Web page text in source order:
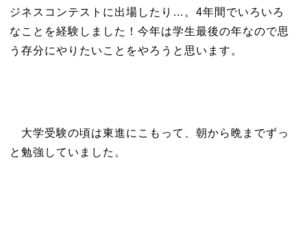
ジネスコンテストに出場したり…。4年間でいろいろ
なことを経験しました！今年は学生最後の年なので思
う存分にやりたいことをやろうと思います。
大学受験の頃は東進にこもって、朝から晩までずっ
と勉強していました。